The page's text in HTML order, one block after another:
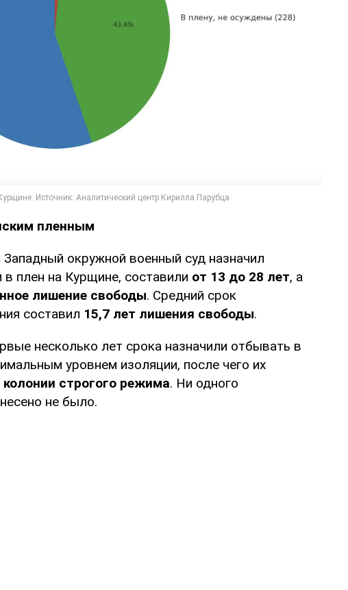
пленным
окружной военный суд назначил
плен на Курщине, составили от 13 до 28 лет, а
лишение свободы. Средний срок
составил 15,7 лет лишения свободы.
несколько лет срока назначили отбывать в
уровнем изоляции, после чего их
колонии строгого режима. Ни одного
не было.